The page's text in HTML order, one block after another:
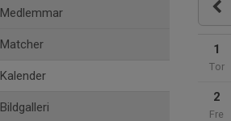
Medlemmar
Matcher
Kalender
Bildgalleri
1
Tor
2
Fre